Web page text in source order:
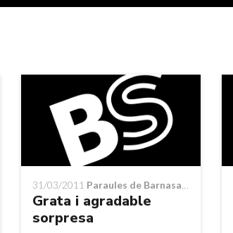
31/03/2011 Paraules de Barnasants
Grata i agradable
sorpresa